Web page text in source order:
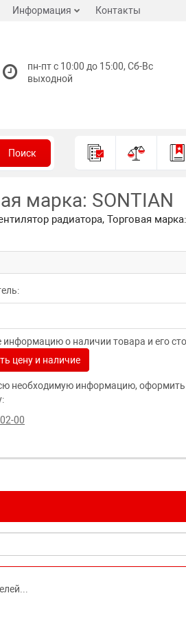
Информация Контакты
пн-пт с 10:00 до 15:00, Сб-Вс
выходной
Поиск
марка: SONTIAN
радиатора, Торговая
информацию о наличии товара и его
цену и наличие
необходимую информацию,
00